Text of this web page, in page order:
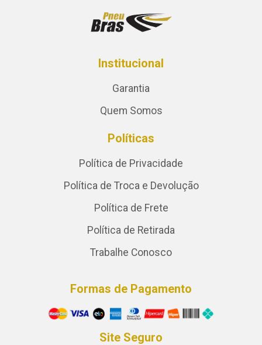
Institucional
Garantia
Quem Somos
Políticas
Política de Privacidade
Política de Troca e Devolução
Política de Frete
Política de Retirada
Trabalhe Conosco
Formas de Pagamento
Site Seguro